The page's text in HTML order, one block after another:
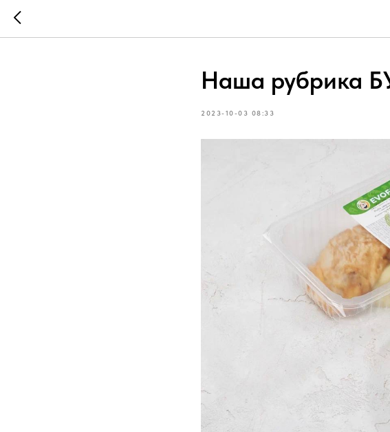
Наша рубрика
2023-10-03 08:33